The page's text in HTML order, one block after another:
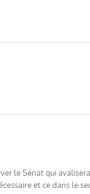
le Sénat qui
et ce dans le